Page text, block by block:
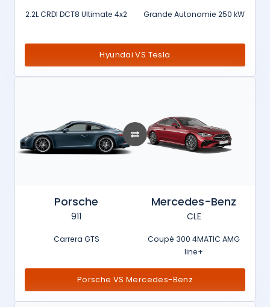
2.2L CRDI DCT8 Ultimate 4x2 Grande Autonomie 250 kW
Hyundai VS Tesla
Porsche
911
Carrera GTS
Mercedes-Benz
CLE
Coupé 300 4MATIC AMG
line+
Porsche VS Mercedes-Benz